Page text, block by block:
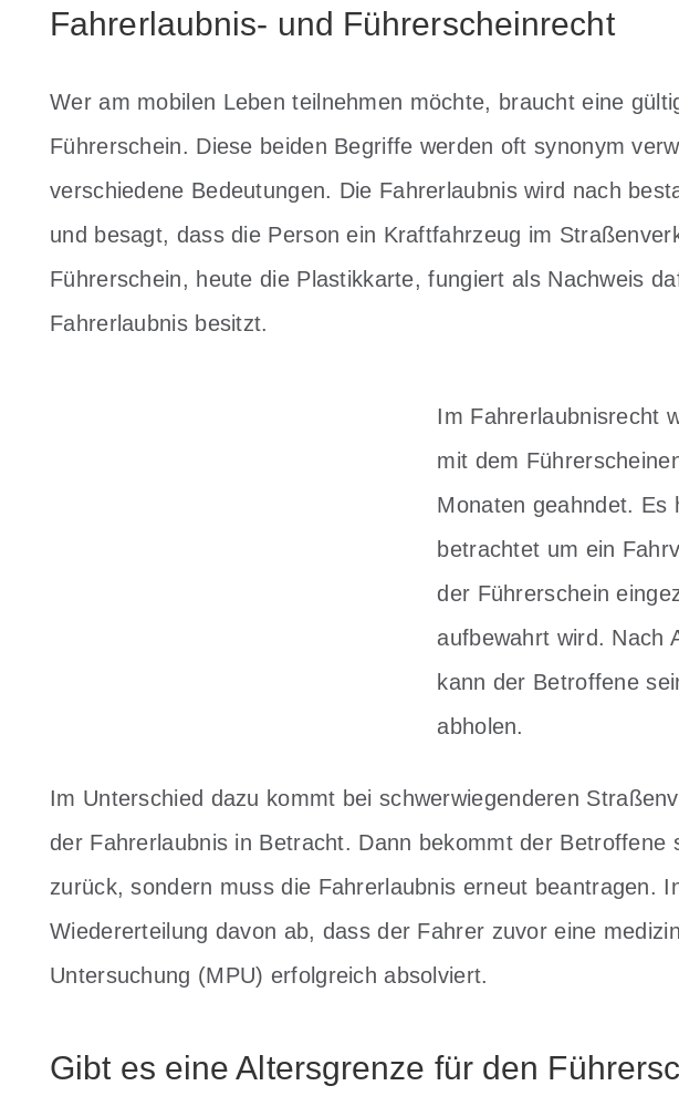
Fahrerlaubnis- und Führerscheinrecht
Wer am mobilen Leben teilnehmen möchte, braucht eine
Führerschein. Diese beiden Begriffe werden oft synonym
verschiedene Bedeutungen. Die Fahrerlaubnis wird nach
und besagt, dass die Person ein Kraftfahrzeug im
Führerschein, heute die Plastikkarte, fungiert als Nachweis
Fahrerlaubnis besitzt.
Im Fahrerlaubnisrecht
mit dem
Monaten geahndet. Es
betrachtet um ein
der Führerschein
aufbewahrt wird. Nach
kann der Betroffene
abholen.
Im Unterschied dazu kommt bei schwerwiegenderen
der Fahrerlaubnis in Betracht. Dann bekommt der Betroffene
zurück, sondern muss die Fahrerlaubnis erneut beantragen.
Wiedererteilung davon ab, dass der Fahrer zuvor eine
Untersuchung (MPU) erfolgreich absolviert.
Gibt es eine Altersgrenze für den